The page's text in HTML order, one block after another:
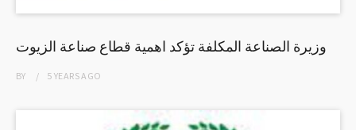
وزيرة الصناعة المكلفة تؤكد اهمية قطاع صناعة الزيوت
BY 5 YEARSAGO